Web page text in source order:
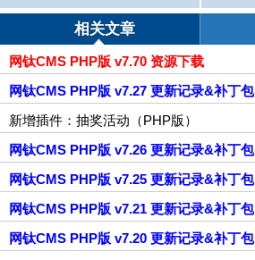
相关文章
网钛CMS PHP版 v7.70 资源下载
网钛CMS PHP版 v7.27 更新记录&补丁包
新增插件：抽奖活动（PHP版）
网钛CMS PHP版 v7.26 更新记录&补丁包
网钛CMS PHP版 v7.25 更新记录&补丁包
网钛CMS PHP版 v7.21 更新记录&补丁包
网钛CMS PHP版 v7.20 更新记录&补丁包